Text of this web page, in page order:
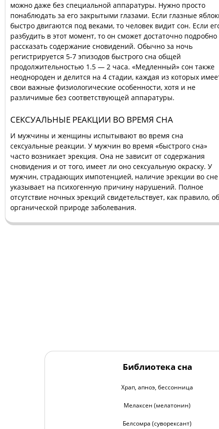
можно даже без специальной аппаратуры. Нужно просто
понаблюдать за его закрытыми глазами. Если глазные
быстро двигаются под веками, то человек видит сон. Если
разбудить в этот момент, то он сможет достаточно подробно
рассказать содержание сновидений. Обычно за ночь
регистрируется 5-7 эпизодов быстрого сна общей
продолжительностью 1.5 — 2 часа. «Медленный» сон также
неоднороден и делится на 4 стадии, каждая из которых
свои важные физиологические особенности, хотя и не
различимые без соответствующей аппаратуры.
СЕКСУАЛЬНЫЕ РЕАКЦИИ ВО ВРЕМЯ СНА
И мужчины и женщины испытывают во время сна
сексуальные реакции. У мужчин во время «быстрого сна»
часто возникает эрекция. Она не зависит от содержания
сновидения и от того, имеет ли оно сексуальную окраску. У
мужчин, страдающих импотенцией, наличие эрекции во сне
указывает на психогенную причину нарушений. Полное
отсутствие ночных эрекций свидетельствует, как правило, об
органической природе заболевания.
Библиотека сна
Храп, апноэ, бессонница
Мелаксен (мелатонин)
Белсомра (суворексант)